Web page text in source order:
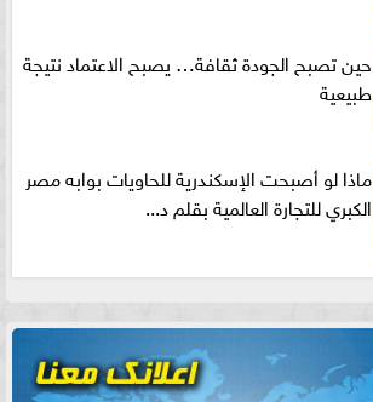
حين تصبح الجودة ثقافة… يصبح الاعتماد نتيجة
طبيعية
ماذا لو أصبحت الإسكندرية للحاويات بوابه مصر
الكبري للتجارة العالمية بقلم د...